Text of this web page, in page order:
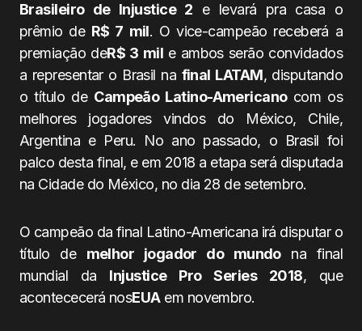
Brasileiro de Injustice 2 e levará pra casa o
prêmio de R$ 7 mil. O vice-campeão receberá a
premiação deR$ 3 mil e ambos serão convidados
a representar o Brasil na final LATAM, disputando
o título de Campeão Latino-Americano com os
melhores jogadores vindos do México, Chile,
Argentina e Peru. No ano passado, o Brasil foi
palco desta final, e em 2018 a etapa será disputada
na Cidade do México, no dia 28 de setembro.
O campeão da final Latino-Americana irá disputar o
título de melhor jogador do mundona final
mundial da Injustice Pro Series 2018, que
acontececerá nosEUAem novembro.